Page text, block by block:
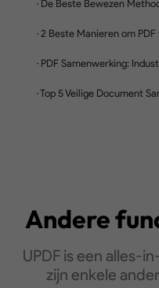
Andere
UPDF is een alles-
zijn enkele